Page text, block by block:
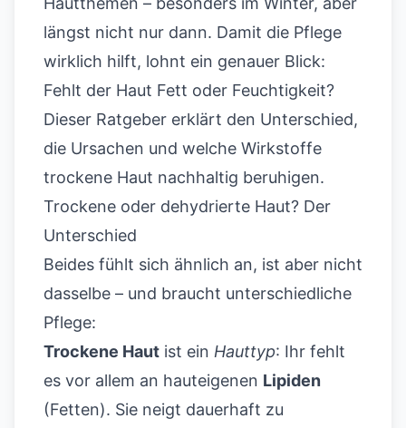
längst nicht nur dann. Damit die Pflege
wirklich hilft, lohnt ein genauer Blick:
Fehlt der Haut Fett oder Feuchtigkeit?
Dieser Ratgeber erklärt den Unterschied,
die Ursachen und welche Wirkstoffe
trockene Haut nachhaltig beruhigen.
Trockene oder dehydrierte Haut? Der
Unterschied
Beides fühlt sich ähnlich an, ist aber nicht
dasselbe – und braucht unterschiedliche
Pflege:
Trockene Haut ist ein Hauttyp: Ihr fehlt
es vor allem an hauteigenen Lipiden
(Fetten). Sie neigt dauerhaft zu